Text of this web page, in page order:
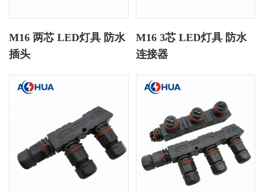
M16 两芯 LED灯具 防水
插头
M16 3芯 LED灯具 防水
连接器